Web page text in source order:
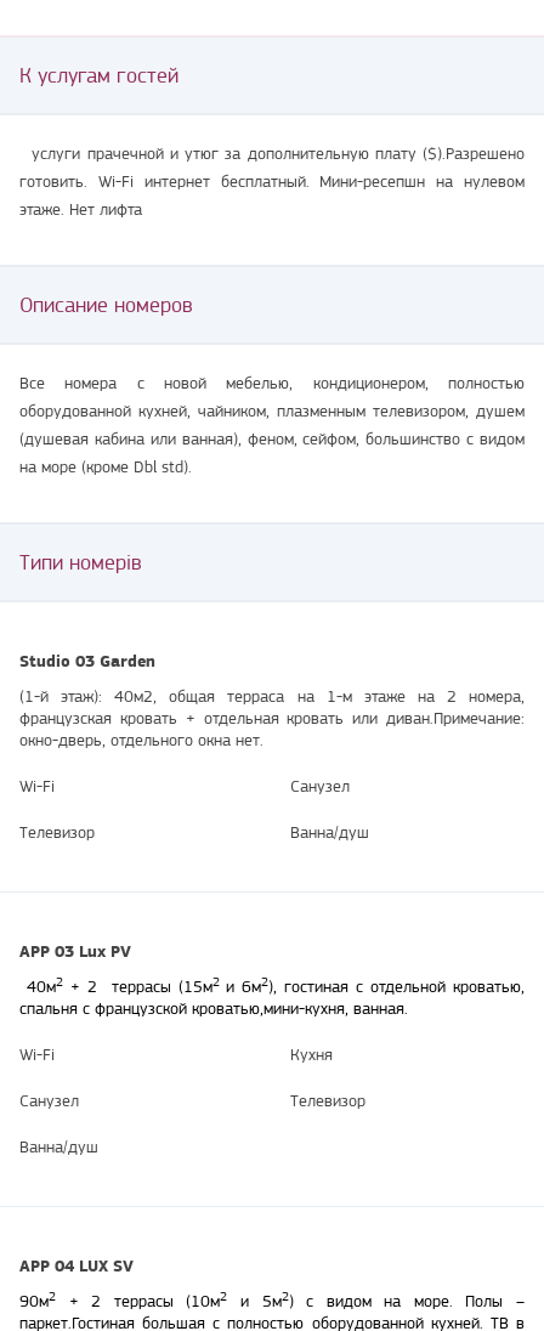
К услугам гостей
услуги прачечной и утюг за дополнительную плату ($).Разрешено
готовить. Wi-Fi интернет бесплатный. Мини-ресепшн на нулевом
этаже. Нет лифта
Описание номеров
Все номера с новой мебелью, кондиционером, полностью
оборудованной кухней, чайником, плазменным телевизором, душем
(душевая кабина или ванная), феном, сейфом, большинство с видом
на море (кроме Dbl std).
Типи номерів
Studio 03 Garden
(1-й этаж): 40м2, общая терраса на 1-м этаже на 2 номера,
французская кровать + отдельная кровать или диван.Примечание:
окно-дверь, отдельного окна нет.
Wi-Fi Санузел
Телевизор Ванна/душ
APP 03 Lux PV
40м2+ 2 террасы (15м2и 6м2), гостиная с отдельной кроватью,
спальня с французской кроватью,мини-кухня, ванная.
Wi-Fi Кухня
Санузел Телевизор
Ванна/душ
APP 04 LUX SV
90м2 + 2 террасы (10м2 и 5м2) с видом на море. Полы –
паркет.Гостиная большая с полностью оборудованной кухней. ТВ в